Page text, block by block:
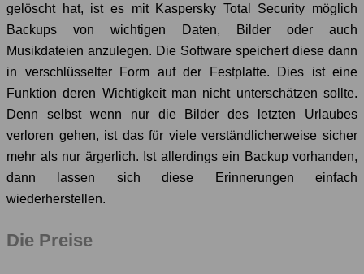
gelöscht hat, ist es mit Kaspersky Total Security möglich
Backups von wichtigen Daten, Bilder oder auch
Musikdateien anzulegen. Die Software speichert diese dann
in verschlüsselter Form auf der Festplatte. Dies ist eine
Funktion deren Wichtigkeit man nicht unterschätzen sollte.
Denn selbst wenn nur die Bilder des letzten Urlaubes
verloren gehen, ist das für viele verständlicherweise sicher
mehr als nur ärgerlich. Ist allerdings ein Backup vorhanden,
dann lassen sich diese Erinnerungen einfach
wiederherstellen.
Die Preise